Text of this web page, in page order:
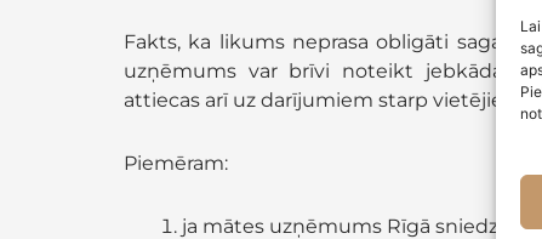
Fakts, ka likums neprasa obligāti
uzņēmums var brīvi noteikt jebkādas
attiecas arī uz darījumiem starp vietējiem
Piemēram:
ja mātes uzņēmums Rīgā sniedz